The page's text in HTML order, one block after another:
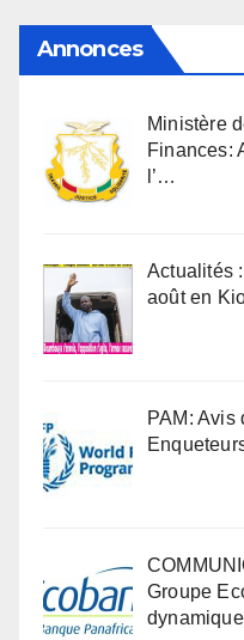
Annonces
Ministère
Finances:
l’…
Actualités
août en
PAM: Avis
Groupe